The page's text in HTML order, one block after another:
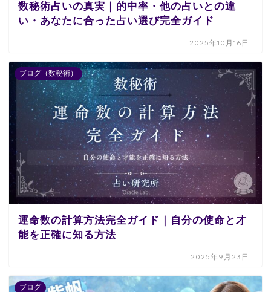
数秘術占いの真実｜的中率・他の占いとの違
い・あなたに合った占い選び完全ガイド
2025年10月16日
ブログ（数秘術）
運命数の計算方法完全ガイド｜自分の使命と才
能を正確に知る方法
2025年9月23日
ブログ